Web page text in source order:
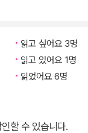
얻기를 바라는 마음
고, 근거에 기반한
다. 첫 언어치료 수
국 가정식 영어놀
아 대학원에서 언
읽고 싶어요 3명
읽고 있어요 1명
읽었어요 6명
할 수 있습니다.